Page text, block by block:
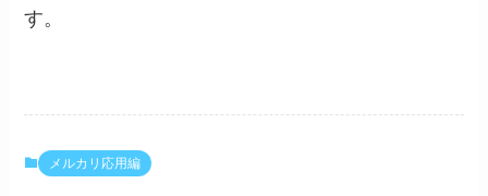
す。
メルカリ応用編